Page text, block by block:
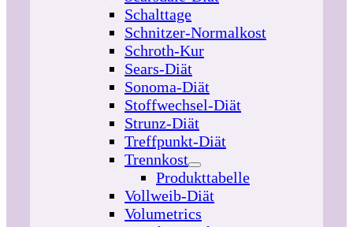
Schalttage
Schnitzer-Normalkost
Schroth-Kur
Sears-Diät
Sonoma-Diät
Stoffwechsel-Diät
Strunz-Diät
Treffpunkt-Diät
Trennkost
Produkttabelle
Vollweib-Diät
Volumetrics